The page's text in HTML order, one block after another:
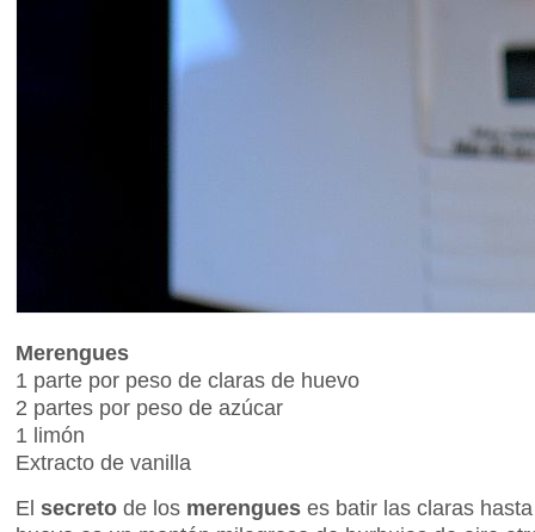
Merengues
1 parte por peso de claras de huevo
2 partes por peso de azúcar
1 limón
Extracto de vanilla
El secreto de los merengues es batir las claras